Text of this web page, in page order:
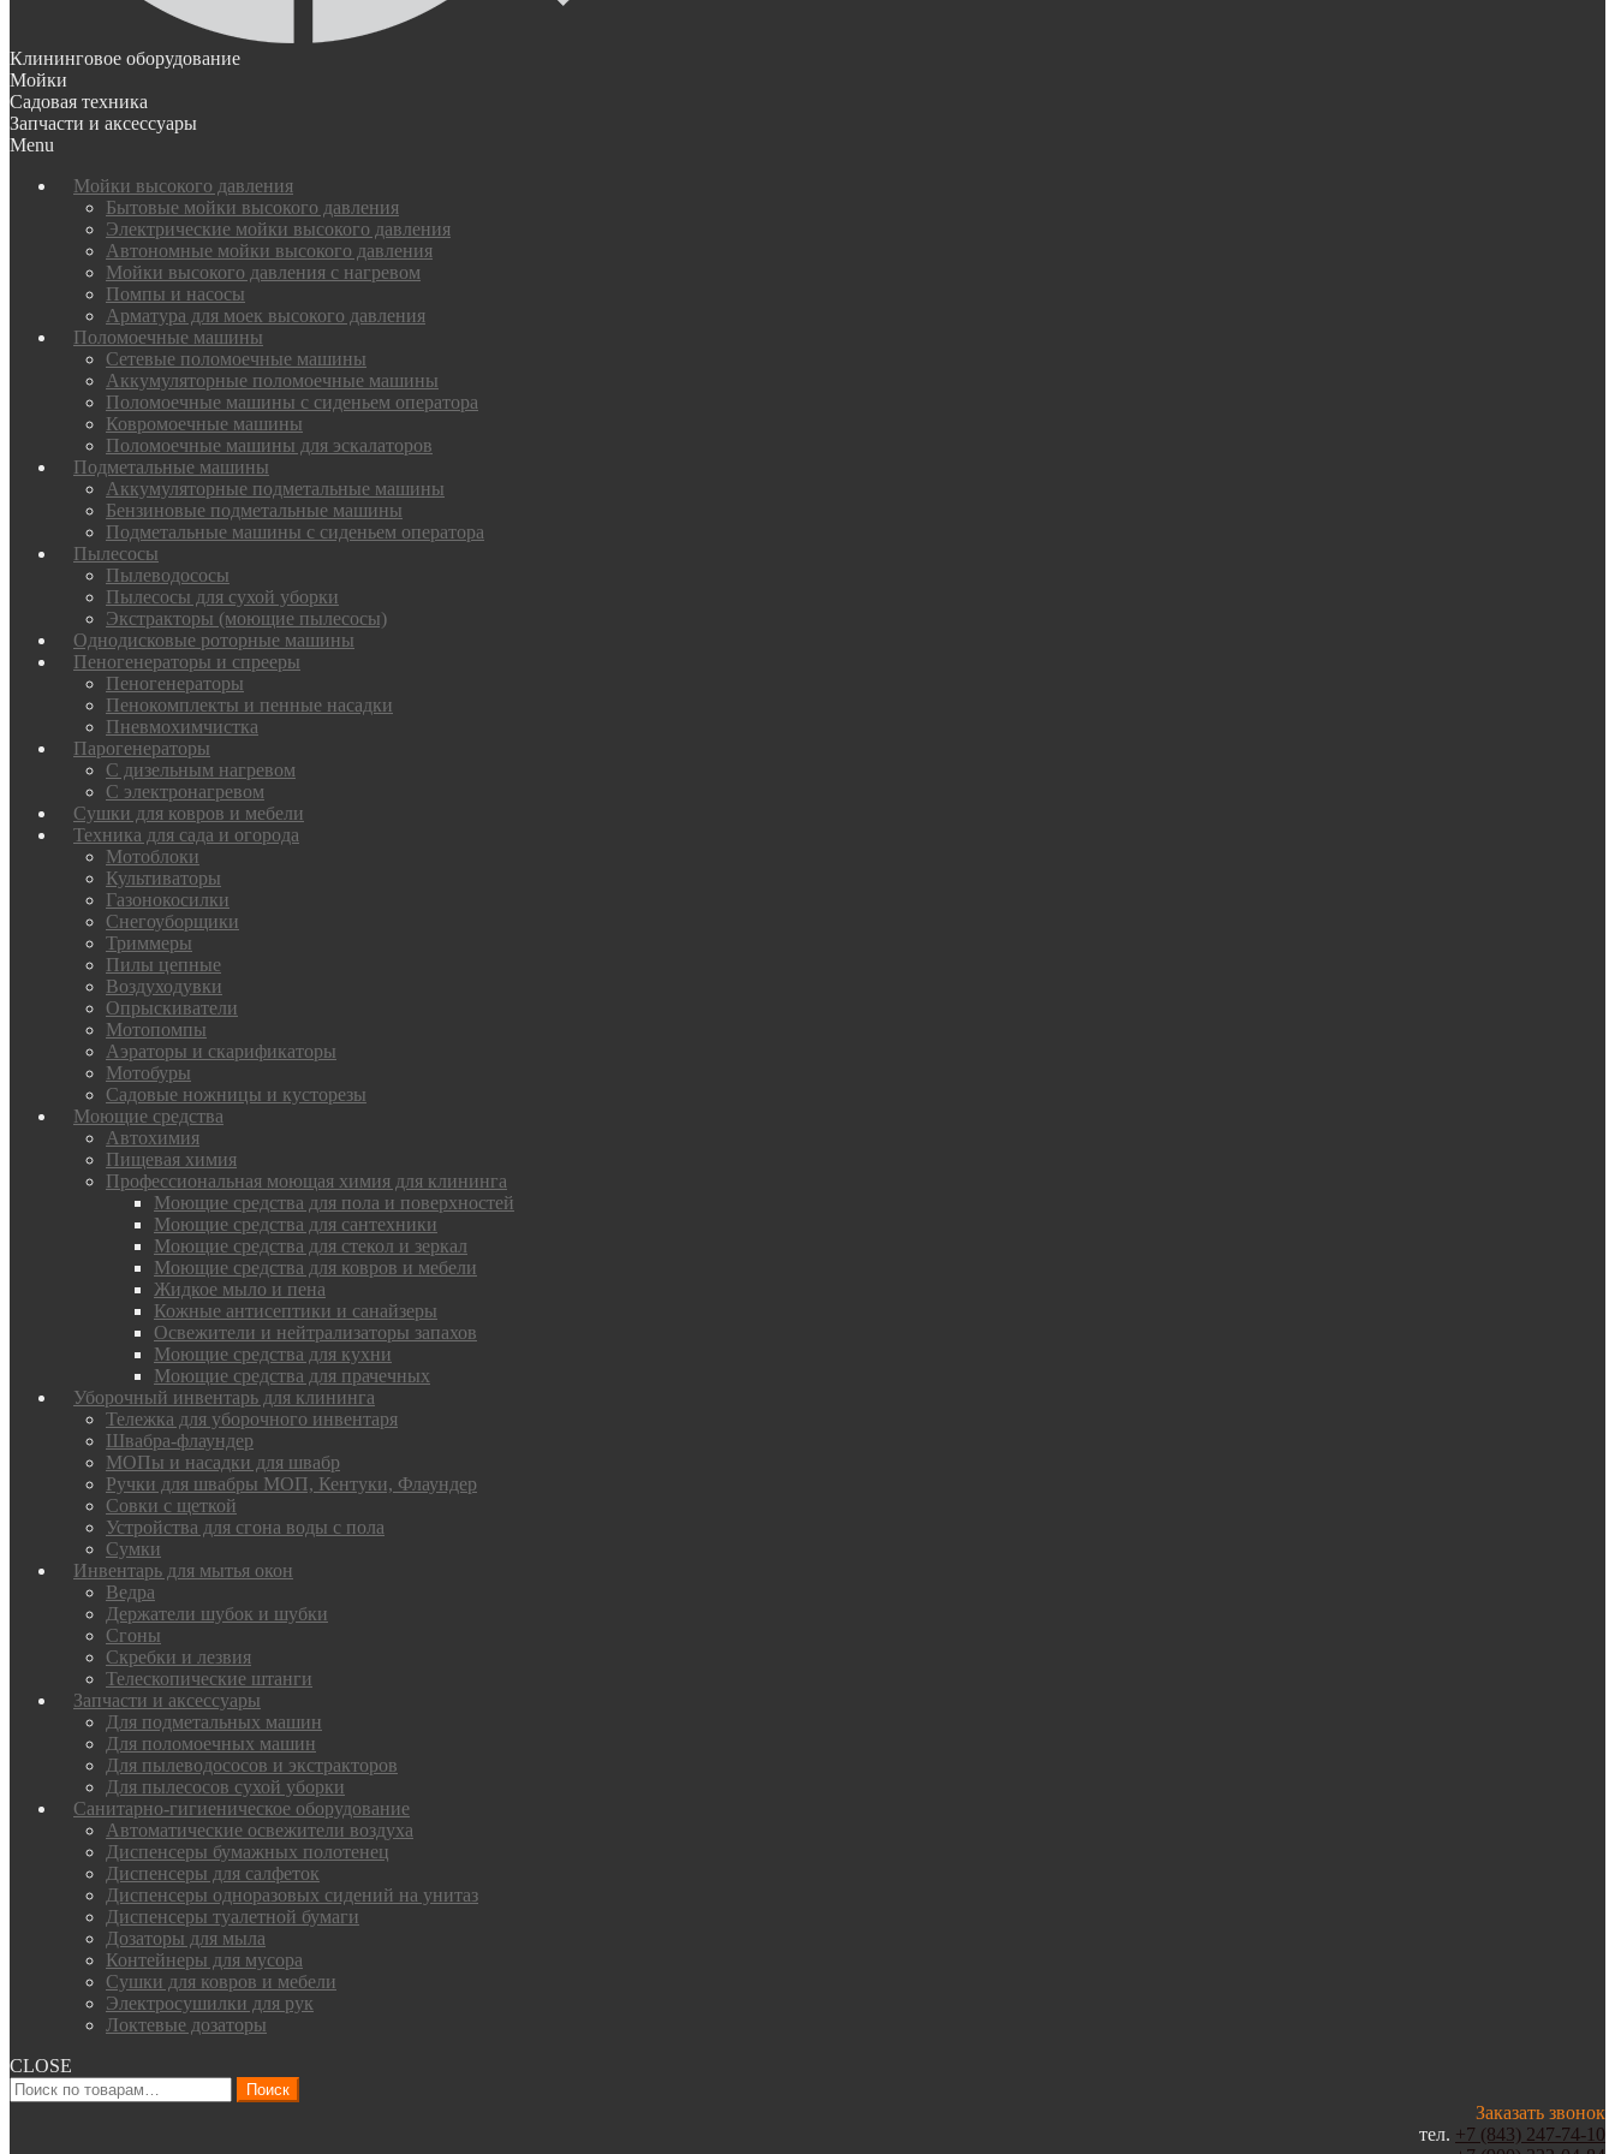
Клининговое оборудование
Мойки
Садовая техника
Запчасти и аксессуары
Menu
Мойки высокого давления
Бытовые мойки высокого давления
Электрические мойки высокого давления
Автономные мойки высокого давления
Мойки высокого давления с нагревом
Помпы и насосы
Арматура для моек высокого давления
Поломоечные машины
Сетевые поломоечные машины
Аккумуляторные поломоечные машины
Поломоечные машины с сиденьем оператора
Ковромоечные машины
Поломоечные машины для эскалаторов
Подметальные машины
Аккумуляторные подметальные машины
Бензиновые подметальные машины
Подметальные машины с сиденьем оператора
Пылесосы
Пылеводососы
Пылесосы для сухой уборки
Экстракторы (моющие пылесосы)
Однодисковые роторные машины
Пеногенераторы и спрееры
Пеногенераторы
Пенокомплекты и пенные насадки
Пневмохимчистка
Парогенераторы
С дизельным нагревом
С электронагревом
Сушки для ковров и мебели
Техника для сада и огорода
Мотоблоки
Культиваторы
Газонокосилки
Снегоуборщики
Триммеры
Пилы цепные
Воздуходувки
Опрыскиватели
Мотопомпы
Аэраторы и скарификаторы
Мотобуры
Садовые ножницы и кусторезы
Моющие средства
Автохимия
Пищевая химия
Профессиональная моющая химия для клининга
Моющие средства для пола и поверхностей
Моющие средства для сантехники
Моющие средства для стекол и зеркал
Моющие средства для ковров и мебели
Жидкое мыло и пена
Кожные антисептики и санайзеры
Освежители и нейтрализаторы запахов
Моющие средства для кухни
Моющие средства для прачечных
Уборочный инвентарь для клининга
Тележка для уборочного инвентаря
Швабра-флаундер
МОПы и насадки для швабр
Ручки для швабры МОП, Кентуки, Флаундер
Совки с щеткой
Устройства для сгона воды с пола
Сумки
Инвентарь для мытья окон
Ведра
Держатели шубок и шубки
Сгоны
Скребки и лезвия
Телескопические штанги
Запчасти и аксессуары
Для подметальных машин
Для поломоечных машин
Для пылеводососов и экстракторов
Для пылесосов сухой уборки
Санитарно-гигиеническое оборудование
Автоматические освежители воздуха
Диспенсеры бумажных полотенец
Диспенсеры для салфеток
Диспенсеры одноразовых сидений на унитаз
Диспенсеры туалетной бумаги
Дозаторы для мыла
Контейнеры для мусора
Сушки для ковров и мебели
Электросушилки для рук
Локтевые дозаторы
CLOSE
Искать:
Поиск
Заказать звонок
тел. +7 (843) 247-74-10